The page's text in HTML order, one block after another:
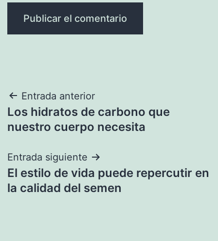
Navegación
de
Entrada anterior
Los hidratos de carbono que
nuestro cuerpo necesita
Entrada siguiente
El estilo de vida puede repercutir en
la calidad del semen